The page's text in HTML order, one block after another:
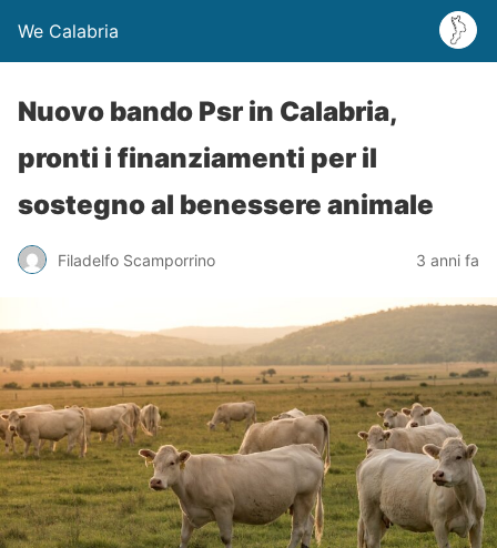
We Calabria
Nuovo bando Psr in Calabria,
pronti i finanziamenti per il
sostegno al benessere animale
Filadelfo Scamporrino 3 anni fa